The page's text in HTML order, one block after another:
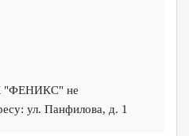
"ФЕНИКС" не
ул. Панфилова, д. 1